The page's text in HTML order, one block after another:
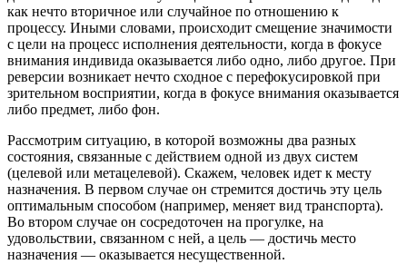
как нечто вторичное или случайное по отношению к
процессу. Иными словами, происходит смещение значимости
с цели на процесс исполнения деятельности, когда в фокусе
внимания индивида оказывается либо одно, либо другое. При
реверсии возникает нечто сходное с перефокусировкой при
зрительном восприятии, когда в фокусе внимания оказывается
либо предмет, либо фон.
Рассмотрим ситуацию, в которой возможны два разных
состояния, связанные с действием одной из двух систем
(целевой или метацелевой). Скажем, человек идет к месту
назначения. В первом случае он стремится достичь эту цель
оптимальным способом (например, меняет вид транспорта).
Во втором случае он сосредоточен на прогулке, на
удовольствии, связанном с ней, а цель — достичь место
назначения — оказывается несущественной.